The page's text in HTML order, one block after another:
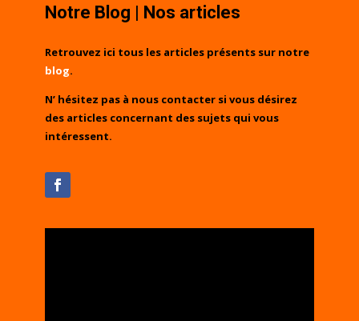
Notre Blog | Nos articles
Retrouvez ici tous les articles présents sur notre
blog.
N’ hésitez pas à nous contacter si vous désirez
des articles concernant des sujets qui vous
intéressent.